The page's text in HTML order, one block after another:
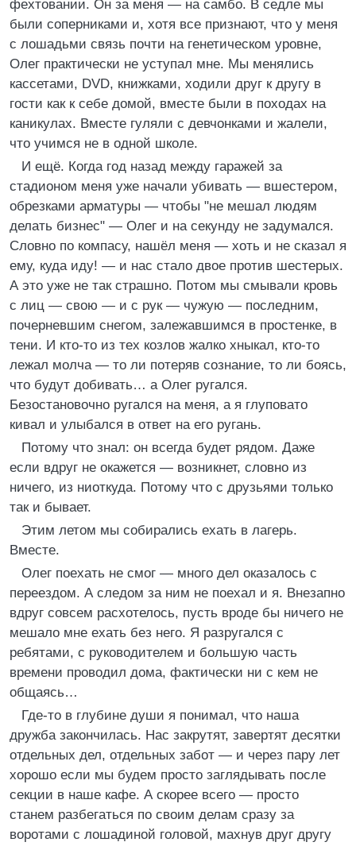
фехтовании. Он за меня — на самбо. В седле мы
были соперниками и, хотя все признают, что у меня
с лошадьми связь почти на генетическом уровне,
Олег практически не уступал мне. Мы менялись
кассетами, DVD, книжками, ходили друг к другу в
гости как к себе домой, вместе были в походах на
каникулах. Вместе гуляли с девчонками и жалели,
что учимся не в одной школе.
И ещё. Когда год назад между гаражей за
стадионом меня уже начали убивать — вшестером,
обрезками арматуры — чтобы "не мешал людям
делать бизнес" — Олег и на секунду не задумался.
Словно по компасу, нашёл меня — хоть и не сказал я
ему, куда иду! — и нас стало двое против шестерых.
А это уже не так страшно. Потом мы смывали кровь
с лиц — свою — и с рук — чужую — последним,
почерневшим снегом, залежавшимся в простенке, в
тени. И кто-то из тех козлов жалко хныкал, кто-то
лежал молча — то ли потеряв сознание, то ли боясь,
что будут добивать… а Олег ругался.
Безостановочно ругался на меня, а я глуповато
кивал и улыбался в ответ на его ругань.
Потому что знал: он всегда будет рядом. Даже
если вдруг не окажется — возникнет, словно из
ничего, из ниоткуда. Потому что с друзьями только
так и бывает.
Этим летом мы собирались ехать в лагерь.
Вместе.
Олег поехать не смог — много дел оказалось с
переездом. А следом за ним не поехал и я. Внезапно
вдруг совсем расхотелось, пусть вроде бы ничего не
мешало мне ехать без него. Я разругался с
ребятами, с руководителем и большую часть
времени проводил дома, фактически ни с кем не
общаясь…
Где-то в глубине души я понимал, что наша
дружба закончилась. Нас закрутят, завертят десятки
отдельных дел, отдельных забот — и через пару лет
хорошо если мы будем просто заглядывать после
секции в наше кафе. А скорее всего — просто
станем разбегаться по своим делам сразу за
воротами с лошадиной головой, махнув друг другу